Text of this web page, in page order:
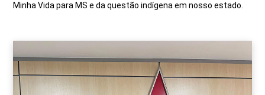
Minha Vida para MS e da questão indígena em nosso estado.